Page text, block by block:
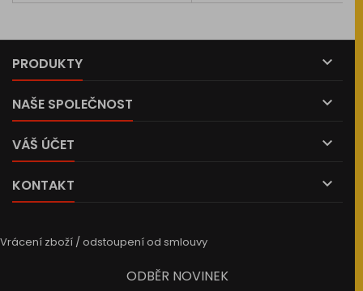
PRODUKTY 
NAŠE SPOLEČNOST 
VÁŠ ÚČET 
KONTAKT 
Vrácení zboží / odstoupení od smlouvy
ODBĚR NOVINEK